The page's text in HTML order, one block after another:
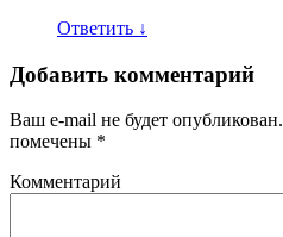
Ответить ↓
Добавить комментарий
Ваш e-mail не будет опубликован.
помечены *
Комментарий